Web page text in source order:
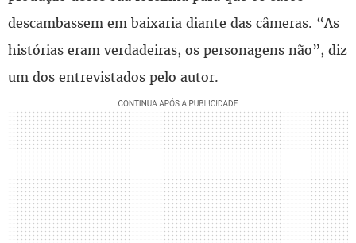
descambassem em baixaria diante das câmeras. “As
histórias eram verdadeiras, os personagens não”, diz
um dos entrevistados pelo autor.